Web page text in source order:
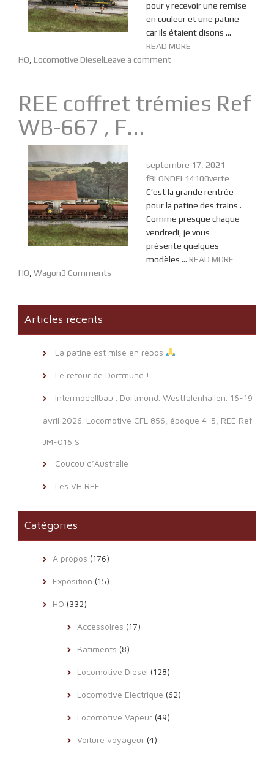
pour y recevoir une remise
en couleur et une patine
car ils étaient disons ...
READ MORE
HO Locomotive DieselLeave a comment
REE coffret trémies Ref
WB-667 , F...
septembre 17, 2021
fBLONDEL14100verte
C’est la grande rentrée
pour la patine des trains .
Comme presque chaque
vendredi, je vous
présente quelques
modèles ... READ MORE
HO Wagon3 Comments
Articles récents
La patine est mise en repos
Le retour de Dortmund !
Intermodellbau . Dortmund. Westfalenhallen. 16-19
avril 2026. Locomotive CFL 856, époque 4-5, REE Ref
JM-016 S
Coucou d’Australie
Les VH REE
Catégories
A propos (176)
Exposition (15)
HO (332)
Accessoires (17)
Batiments (8)
Locomotive Diesel (128)
Locomotive Electrique (62)
Locomotive Vapeur (49)
Voiture voyageur (4)